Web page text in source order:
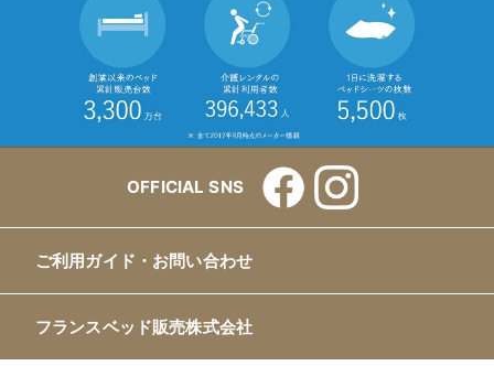
OFFICIAL SNS
ご利用ガイド・お問い合わせ
フランスベッド販売株式会社